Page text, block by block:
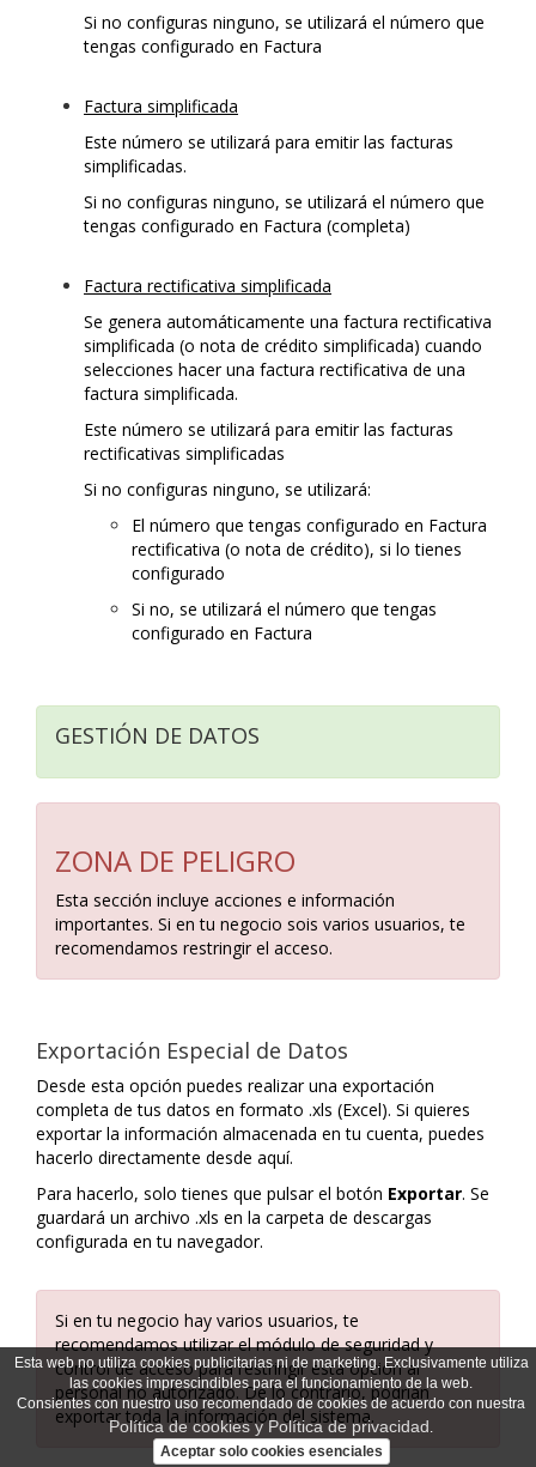
Si no configuras ninguno, se utilizará el número que
tengas configurado en Factura
Factura simplificada
Este número se utilizará para emitir las facturas
simplificadas.
Si no configuras ninguno, se utilizará el número que
tengas configurado en Factura (completa)
Factura rectificativa simplificada
Se genera automáticamente una factura rectificativa
simplificada (o nota de crédito simplificada) cuando
selecciones hacer una factura rectificativa de una
factura simplificada.
Este número se utilizará para emitir las facturas
rectificativas simplificadas
Si no configuras ninguno, se utilizará:
El número que tengas configurado en Factura
rectificativa (o nota de crédito), si lo tienes
configurado
Si no, se utilizará el número que tengas
configurado en Factura
GESTIÓN DE DATOS
ZONA DE PELIGRO
Esta sección incluye acciones e información
importantes. Si en tu negocio sois varios usuarios, te
recomendamos restringir el acceso.
Exportación Especial de Datos
Desde esta opción puedes realizar una exportación
completa de tus datos en formato .xls (Excel). Si quieres
exportar la información almacenada en tu cuenta, puedes
hacerlo directamente desde aquí.
Para hacerlo, solo tienes que pulsar el botón Exportar. Se
guardará un archivo .xls en la carpeta de descargas
configurada en tu navegador.
Si en tu negocio hay varios usuarios, te
recomendamos utilizar el módulo de seguridad y
control de acceso para restringir esta opción al
personal no autorizado. De lo contrario, podrían
exportar toda la información del sistema.
Esta web no utiliza cookies publicitarias ni de marketing. Exclusivamente utiliza
las cookies imprescindibles para el funcionamiento de la web.
Consientes con nuestro uso recomendado de cookies de acuerdo con nuestra
Política de cookies y Política de privacidad.
Aceptar solo cookies esenciales